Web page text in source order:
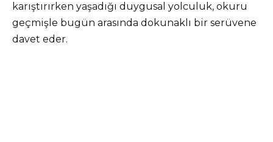
karıştırırken yaşadığı duygusal yolculuk, okuru
geçmişle bugün arasında dokunaklı bir serüvene
davet eder.